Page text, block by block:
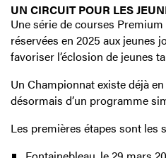
UN CIRCUIT POUR LES
Une série de courses
réservées en 2025 aux jeunes
favoriser l’éclosion de jeunes
Un Championnat existe déjà
désormais d’un programme
Les premières étapes sont les